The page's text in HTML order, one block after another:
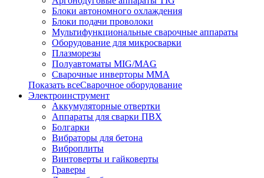
Блоки автономного охлаждения
Блоки подачи проволоки
Мультифункциональные сварочные аппараты
Оборудование для микросварки
Плазморезы
Полуавтоматы MIG/MAG
Сварочные инверторы ММА
Показать всеСварочное оборудование
Электроинструмент
Аккумуляторные отвертки
Аппараты для сварки ПВХ
Болгарки
Вибраторы для бетона
Виброплиты
Винтоверты и гайковерты
Граверы